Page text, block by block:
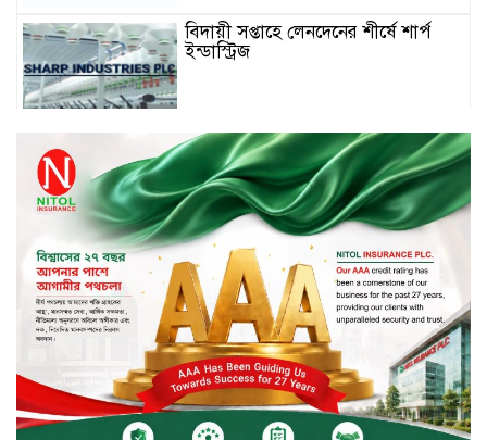
বিদায়ী সপ্তাহে লেনদেনের শীর্ষে শার্প
ইন্ডাস্ট্রিজ
চুয়াডাঙ্গায় বিএআরআই’র কৃষি গবেষণা
কেন্দ্র, মেহেরপুর এর আঞ্চলিক রিভিউ
কর্মশালা/২০২৫-২৬ অনুষ্ঠিত
মুসলিম নিকাহ রেজিস্ট্রার কল্যাণ
পরিষদের সম্মেলন অনুষ্ঠিত
দীর্ঘস্থায়ী ৭,৫০০ এমএএইচ ব্যাটারি
এবং শক্তিশালী গরিলা গ্লাস ৭আই সুরক্ষা
নিয়ে শাওমি উন্মোচন করল নতুন রেডমি
১৭